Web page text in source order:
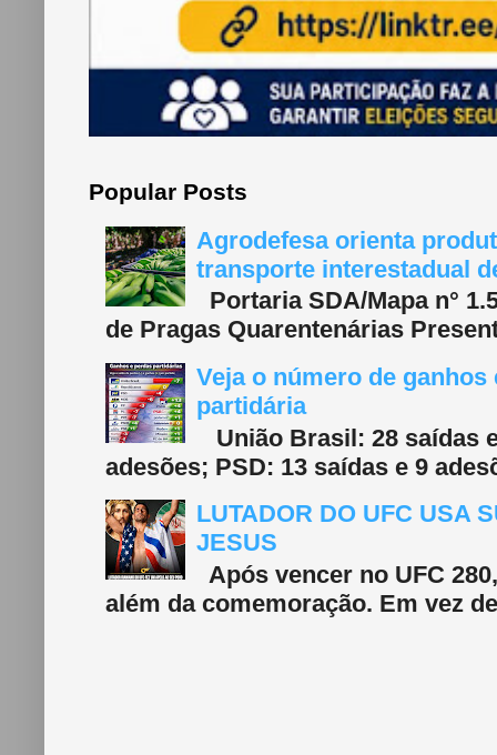
Popular Posts
Agrodefesa orienta
transporte interestadual
Portaria SDA/Mapa n°
de Pragas Quarentenárias
Veja o número de
partidária
União Brasil: 28 saídas
adesões; PSD: 13 saídas e 9
LUTADOR DO UFC USA
JESUS
Após vencer no UFC
além da comemoração. Em vez